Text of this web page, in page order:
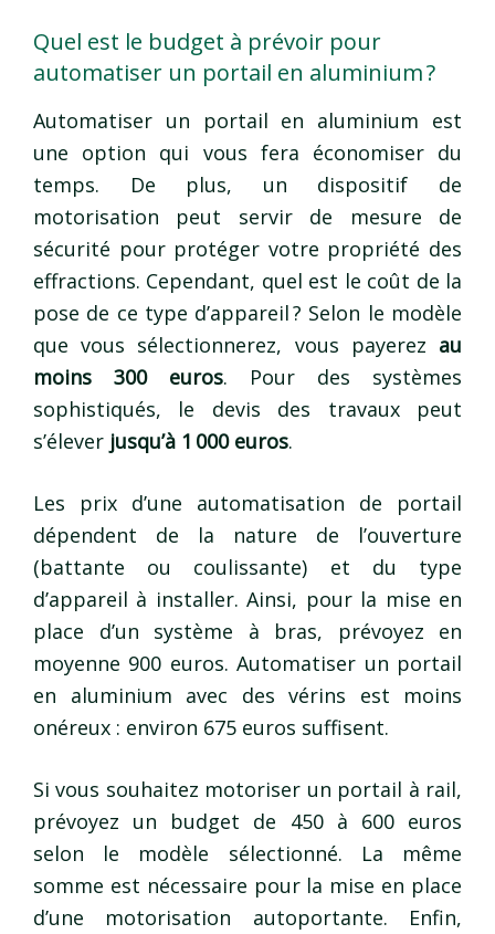
Quel est le budget à prévoir pour
automatiser un portail en aluminium ?
Automatiser un portail en aluminium est
une option qui vous fera économiser du
temps. De plus, un dispositif de
motorisation peut servir de mesure de
sécurité pour protéger votre propriété des
effractions. Cependant, quel est le coût de la
pose de ce type d’appareil ? Selon le modèle
que vous sélectionnerez, vous payerez au
moins 300 euros. Pour des systèmes
sophistiqués, le devis des travaux peut
s’élever jusqu’à 1 000 euros.
Les prix d’une automatisation de portail
dépendent de la nature de l’ouverture
(battante ou coulissante) et du type
d’appareil à installer. Ainsi, pour la mise en
place d’un système à bras, prévoyez en
moyenne 900 euros. Automatiser un portail
en aluminium avec des vérins est moins
onéreux : environ 675 euros suffisent.
Si vous souhaitez motoriser un portail à rail,
prévoyez un budget de 450 à 600 euros
selon le modèle sélectionné. La même
somme est nécessaire pour la mise en place
d’une motorisation autoportante. Enfin,